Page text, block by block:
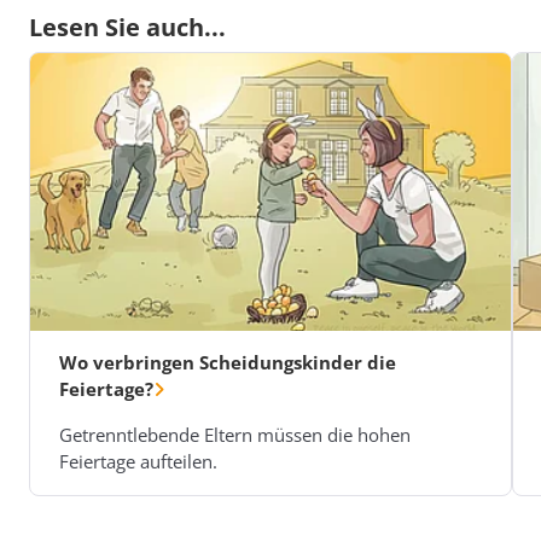
Lesen Sie auch...
Wo verbringen Scheidungskinder die
Feiertage?
Getrenntlebende Eltern müssen die hohen
Feiertage aufteilen.